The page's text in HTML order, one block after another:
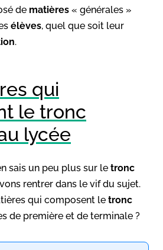
de matières « générales »
élèves, quel que soit leur
.
qui
le tronc
lycée
sais un peu plus sur le tronc
rentrer dans le vif du sujet.
qui composent le tronc
de première et de terminale ?